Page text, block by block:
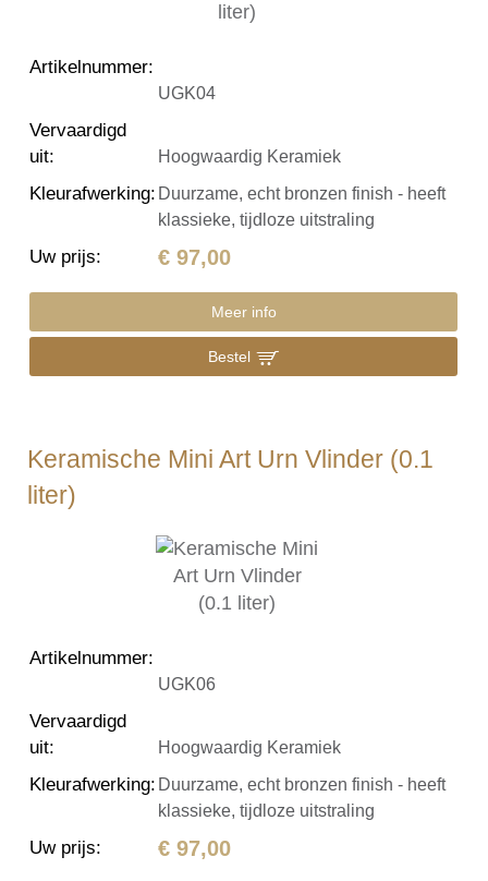
Artikelnummer:
UGK04
Vervaardigd
uit: Hoogwaardig Keramiek
Kleurafwerking: Duurzame, echt bronzen finish - heeft
klassieke, tijdloze uitstraling
Uw prijs: € 97,00
Meer info
Bestel
Keramische Mini Art Urn Vlinder (0.1
liter)
Artikelnummer:
UGK06
Vervaardigd
uit: Hoogwaardig Keramiek
Kleurafwerking: Duurzame, echt bronzen finish - heeft
klassieke, tijdloze uitstraling
Uw prijs: € 97,00